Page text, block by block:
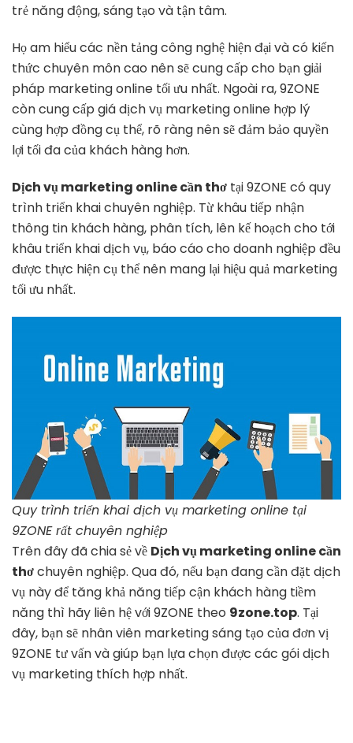
trẻ năng động, sáng tạo và tận tâm.
Họ am hiểu các nền tảng công nghệ hiện đại và có kiến
thức chuyên môn cao nên sẽ cung cấp cho bạn giải
pháp marketing online tối ưu nhất. Ngoài ra, 9ZONE
còn cung cấp giá dịch vụ marketing online hợp lý
cùng hợp đồng cụ thể, rõ ràng nên sẽ đảm bảo quyền
lợi tối đa của khách hàng hơn.
Dịch vụ marketing online cần thơ tại 9ZONE có quy
trình triển khai chuyên nghiệp. Từ khâu tiếp nhận
thông tin khách hàng, phân tích, lên kế hoạch cho tới
khâu triển khai dịch vụ, báo cáo cho doanh nghiệp đều
được thực hiện cụ thể nên mang lại hiệu quả marketing
tối ưu nhất.
Quy trình triển khai dịch vụ marketing online tại
9ZONE rất chuyên nghiệp
Trên đây đã chia sẻ về Dịch vụ marketing online cần
thơchuyên nghiệp. Qua đó, nếu bạn đang cần đặt dịch
vụ này để tăng khả năng tiếp cận khách hàng tiềm
năng thì hãy liên hệ với 9ZONE theo 9zone.top. Tại
đây, bạn sẽ nhân viên marketing sáng tạo của đơn vị
9ZONE tư vấn và giúp bạn lựa chọn được các gói dịch
vụ marketing thích hợp nhất.